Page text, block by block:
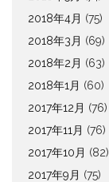
2018年4月 (75)
2018年3月 (69)
2018年2月 (63)
2018年1月 (60)
2017年12月 (76)
2017年11月 (76)
2017年10月 (82)
2017年9月 (75)